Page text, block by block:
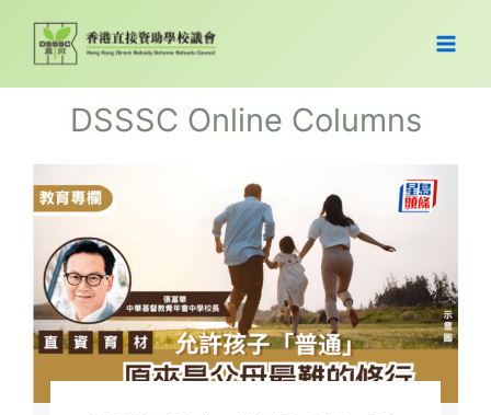
content
DSSSC Online Columns